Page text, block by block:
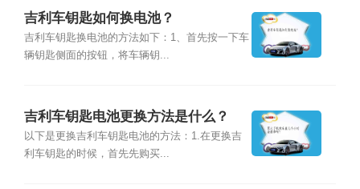
吉利车钥匙如何换电池？
吉利车钥匙换电池的方法如下：1、首先按一下车
辆钥匙侧面的按钮，将车辆钥...
吉利车钥匙电池更换方法是什么？
以下是更换吉利车钥匙电池的方法：1.在更换吉
利车钥匙的时候，首先先购买...